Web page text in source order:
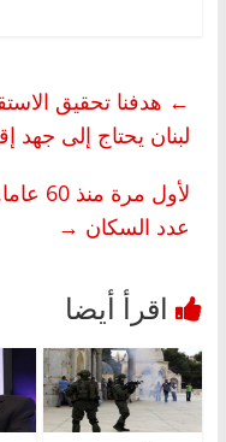
← هدفنا تحقيق
لبنان يحتاج إلى جهد
لأول
عدد السكان →